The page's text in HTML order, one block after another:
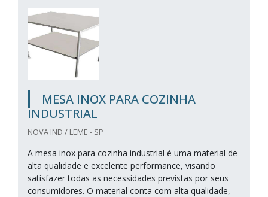
MESA INOX PARA COZINHA
INDUSTRIAL
NOVA IND / LEME - SP
A mesa inox para cozinha industrial é uma material de
alta qualidade e excelente performance, visando
satisfazer todas as necessidades previstas por seus
consumidores. O material conta com alta qualidade,